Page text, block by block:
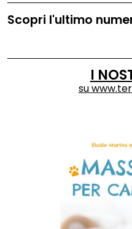
Scopri l'ultimo
I
su